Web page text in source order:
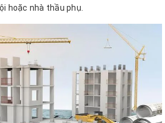
hoặc nhà thầu phụ.